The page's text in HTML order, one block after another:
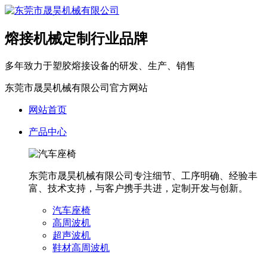
熔接机械定制行业品牌
多年致力于塑胶熔接设备的研发、生产、销售
东莞市晟昊机械有限公司官方网站
网站首页
产品中心
东莞市晟昊机械有限公司专注细节、工序明确、经验丰
富、技术支持，与客户携手共进，定制开发与创新。
汽车座椅
高周波机
超声波机
鞋材高周波机